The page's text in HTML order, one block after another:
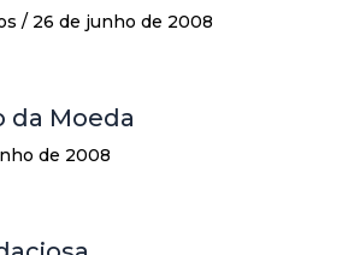
/ 26 de junho de 2008
da Moeda
de 2008